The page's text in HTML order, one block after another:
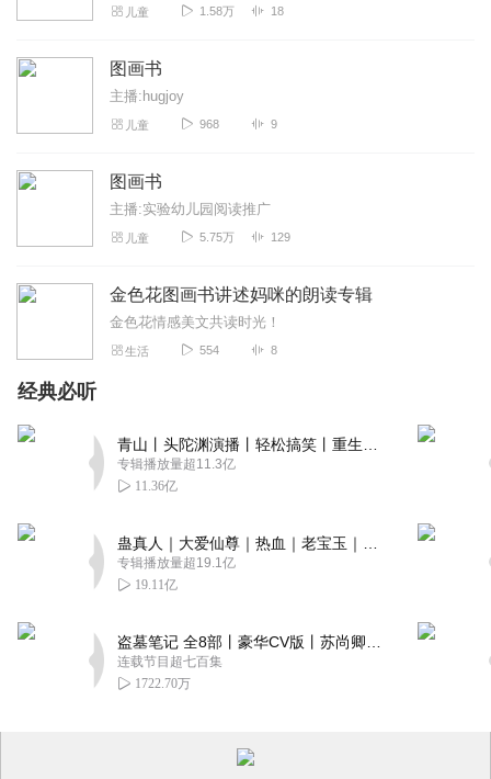
儿童 1.58万 18
图画书
主播:hugjoy
儿童 968 9
图画书
主播:实验幼儿园阅读推广
儿童 5.75万 129
金色花图画书讲述妈咪的朗读专辑
金色花情感美文共读时光！
生活 554 8
经典必听
专辑播放量超11.3亿
11.36亿
专辑播放量超19.1亿
19.11亿
连载节目超七百集
1722.70万